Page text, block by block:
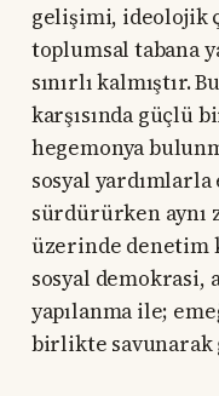
gelişimi, ideolojik
toplumsal tabana
sınırlı kalmıştır.
karşısında güçlü
hegemonya
sosyal yardımlarla
sürdürürken
üzerinde denetim
sosyal demokrasi,
yapılanma ile;
birlikte